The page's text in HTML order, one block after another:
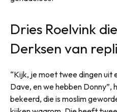
Dries Roelvink
Derksen van
“Kijk, je moet twee dingen uit
Dave, en we hebben Donny”,
bekeerd, die is moslim